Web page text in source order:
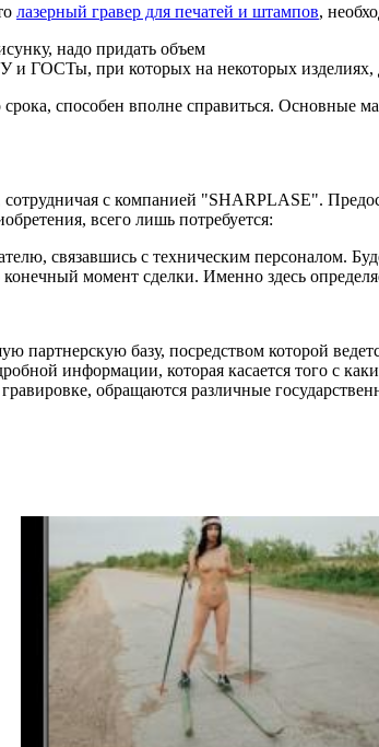
лазерный гравер для печатей и штампов,
надо придать объем
и ГОСТы, при которых на некоторых изделиях,
способен вполне справиться. Основные
сотрудничая с компанией "SHARPLASE".
всего лишь потребуется:
связавшись с техническим персоналом.
момент сделки. Именно здесь
партнерскую базу, посредством которой
информации, которая касается того с
обращаются различные